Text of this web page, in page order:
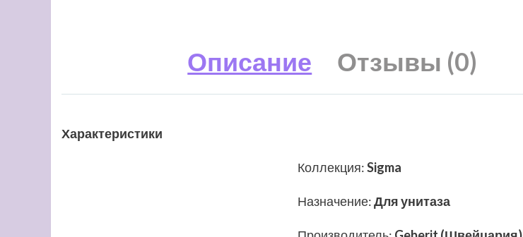
Описание Отзывы (0)
Характеристики
Коллекция:Sigma
Назначение:Для унитаза